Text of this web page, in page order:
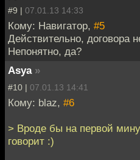
#9 | 07.01.13 14:33
Кому: Навигатор, #5
Действительно, договора
Непонятно, да?
Asya »
#10 | 07.01.13 14:41
Кому: blaz, #6
> Вроде бы на первой
говорит :)